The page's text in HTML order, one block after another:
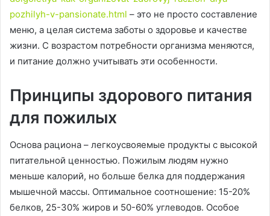
pozhilyh-v-pansionate.html – это не просто составление
меню, а целая система заботы о здоровье и качестве
жизни. С возрастом потребности организма меняются,
и питание должно учитывать эти особенности.
Принципы здорового питания
для пожилых
Основа рациона – легкоусвояемые продукты с высокой
питательной ценностью. Пожилым людям нужно
меньше калорий, но больше белка для поддержания
мышечной массы. Оптимальное соотношение: 15-20%
белков, 25-30% жиров и 50-60% углеводов. Особое